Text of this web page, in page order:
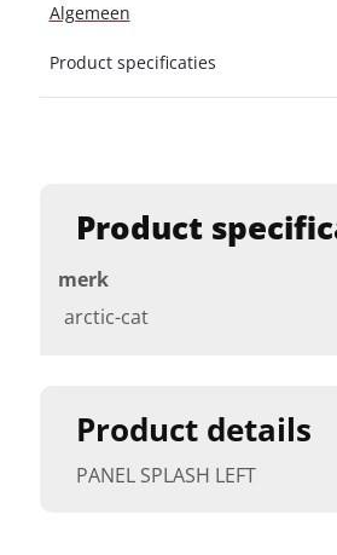
Product details
PANEL SPLASH LEFT
Product
merk
arctic-cat
Algemeen
Product specificaties